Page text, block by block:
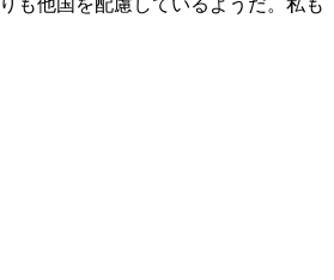
も他国を配慮しているようだ。私も